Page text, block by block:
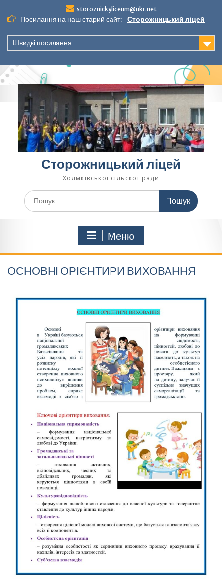
до
вмісту
storoznickyliceum@ukr.net
Посилання на наш старий сайт: Сторожницький ліцей
Швидкі посилання
Сторожницький ліцей
Холмківської сільскої ради
Шукати:
Меню
ОСНОВНІ ОРІЄНТИРИ ВИХОВАННЯ